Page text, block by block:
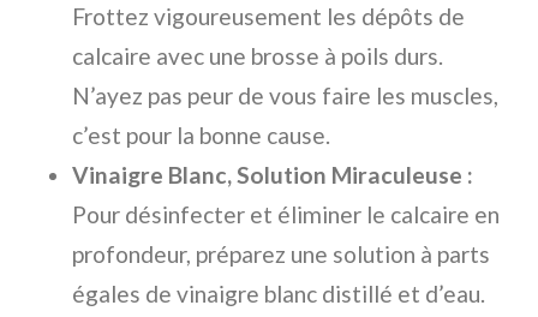
Frottez vigoureusement les dépôts de
calcaire avec une brosse à poils durs.
N’ayez pas peur de vous faire les muscles,
c’est pour la bonne cause.
Vinaigre Blanc, Solution Miraculeuse :
Pour désinfecter et éliminer le calcaire en
profondeur, préparez une solution à parts
égales de vinaigre blanc distillé et d’eau.